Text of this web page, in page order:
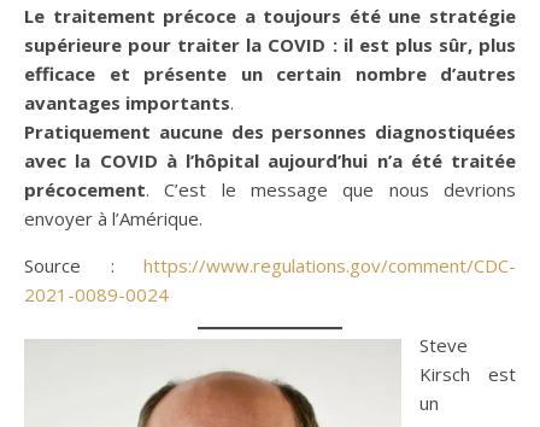
Le traitement précoce a toujours été une stratégie
supérieure pour traiter la COVID : il est plus sûr, plus
efficace et présente un certain nombre d’autres
avantages importants.
Pratiquement aucune des personnes diagnostiquées
avec la COVID à l’hôpital aujourd’hui n’a été traitée
précocement. C’est le message que nous devrions
envoyer à l’Amérique.
Source : https://www.regulations.gov/comment/CDC-
2021-0089-0024
Steve
Kirsch est
un